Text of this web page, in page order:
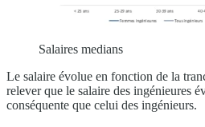
Salaires medians
Le salaire évolue en fonction de la
relever que le salaire des ingénieures
conséquente que celui des ingénieurs.